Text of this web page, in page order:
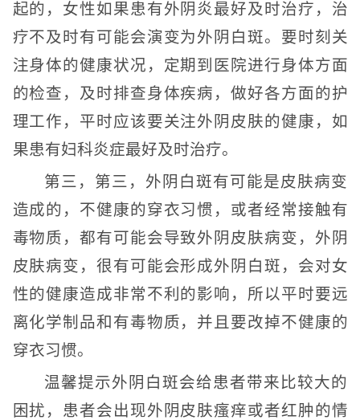
起的，女性如果患有外阴炎最好及时治疗，治
疗不及时有可能会演变为外阴白斑。要时刻关
注身体的健康状况，定期到医院进行身体方面
的检查，及时排查身体疾病，做好各方面的护
理工作，平时应该要关注外阴皮肤的健康，如
果患有妇科炎症最好及时治疗。
第三，第三，外阴白斑有可能是皮肤病变
造成的，不健康的穿衣习惯，或者经常接触有
毒物质，都有可能会导致外阴皮肤病变，外阴
皮肤病变，很有可能会形成外阴白斑，会对女
性的健康造成非常不利的影响，所以平时要远
离化学制品和有毒物质，并且要改掉不健康的
穿衣习惯。
温馨提示外阴白斑会给患者带来比较大的
困扰，患者会出现外阴皮肤瘙痒或者红肿的情